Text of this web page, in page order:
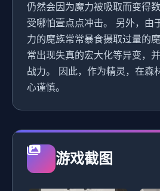
仍然会因为魔力被吸取而变得
受哪怕壹点点冲击。 另外，由
力的魔族常常暴食摄取过量的
常出现失真的宏大化等异变，
战力。 因此，作为精灵，在森
心谨慎。
游戏截图